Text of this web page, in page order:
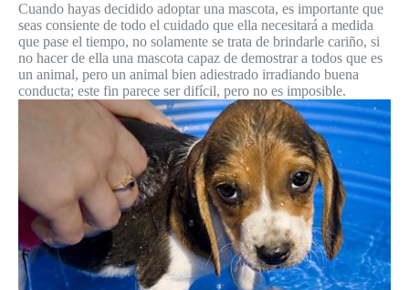
Cuando hayas decidido adoptar una mascota, es importante que
seas consiente de todo el cuidado que ella necesitará a medida
que pase el tiempo, no solamente se trata de brindarle cariño, si
no hacer de ella una mascota capaz de demostrar a todos que es
un animal, pero un animal bien adiestrado irradiando buena
conducta; este fin parece ser difícil, pero no es imposible.